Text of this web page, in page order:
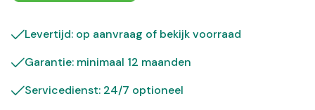
Levertijd: op aanvraag of bekijkvoorraad
Garantie: minimaal 12 maanden
Servicedienst: 24/7 optioneel